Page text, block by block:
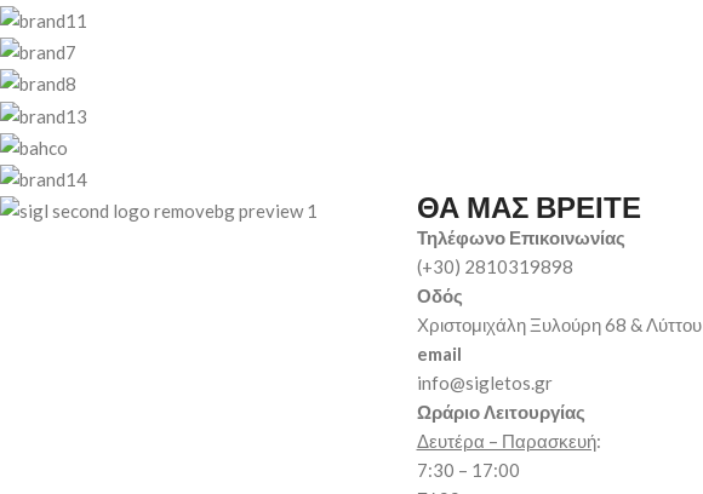
ΘΑ ΜΑΣ ΒΡΕΙΤΕ
Τηλέφωνο Επικοινωνίας
(+30) 2810319898
Οδός
Χριστομιχάλη Ξυλούρη 68 & Λύττου
email
info@sigletos.gr
Ωράριο Λειτουργίας
Δευτέρα – Παρασκευή:
7:30 – 17:00